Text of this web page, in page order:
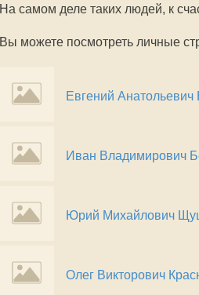
На самом деле таких людей, к
Вы можете посмотреть личные
Евгений Анатольевич
Иван Владимирович
Юрий Михайлович
Олег Викторович